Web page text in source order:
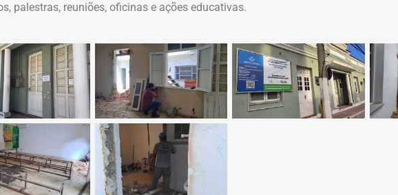
palestras, reuniões, oficinas e ações educativas.